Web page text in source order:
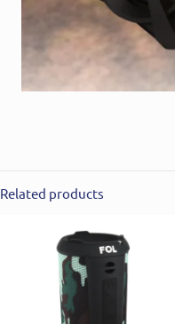
Related products